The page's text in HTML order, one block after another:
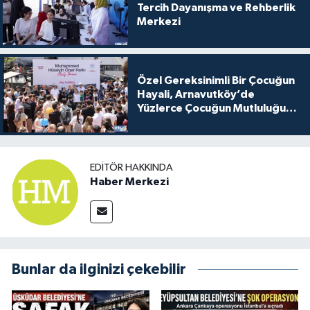
Tercih Dayanışma ve Rehberlik
Merkezi
Özel Gereksinimli Bir Çocuğun
Hayali, Arnavutköy’de
Yüzlerce Çocuğun Mutluluğu
EDITÖR HAKKINDA
Haber Merkezi
Bunlar da ilginizi çekebilir